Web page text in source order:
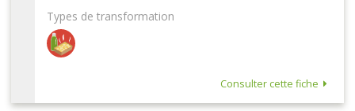
Types de transformation
Consulter cette fiche